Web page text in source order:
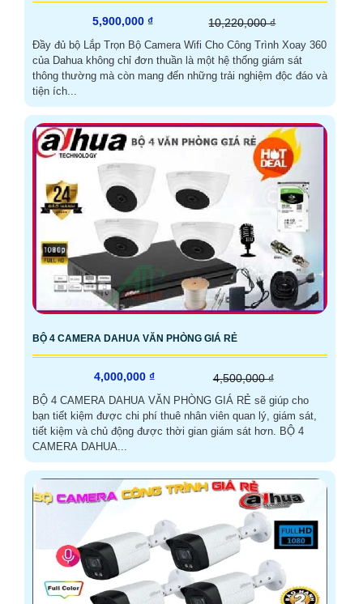
5,900,000 ₫ 10,220,000 ₫
Đầy đủ bộ Lắp Trọn Bộ Camera Wifi Cho Công Trình Xoay 360
của Dahua không chỉ đơn thuần là một hệ thống giám sát
thông thường mà còn mang đến những trải nghiệm độc đáo và
tiện ích...
BỘ 4 CAMERA DAHUA VĂN PHÒNG GIÁ RẺ
4,000,000 ₫ 4,500,000 ₫
BỘ 4 CAMERA DAHUA VĂN PHÒNG GIÁ RẺ sẽ giúp cho
bạn tiết kiệm được chi phí thuê nhân viên quan lý, giám sát,
tiết kiệm và chủ động được thời gian giám sát hơn. BỘ 4
CAMERA DAHUA...